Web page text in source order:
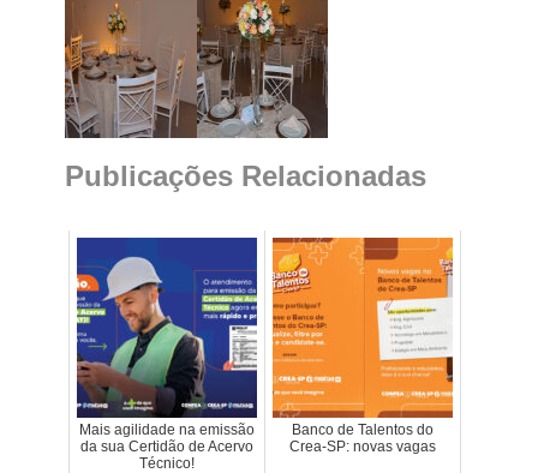
Publicações Relacionadas
Mais agilidade na emissão
da sua Certidão de Acervo
Técnico!
Banco de Talentos do
Crea-SP: novas vagas